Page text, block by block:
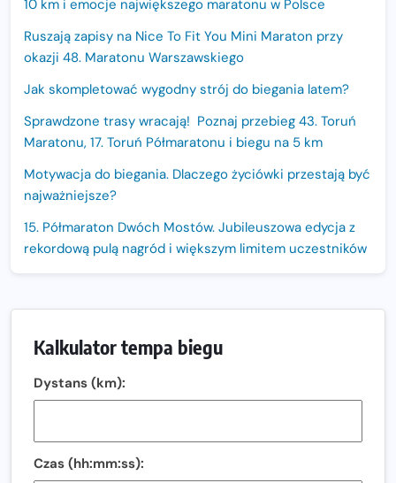
10 km i emocje największego maratonu w Polsce
Ruszają zapisy na Nice To Fit You Mini Maraton przy
okazji 48. Maratonu Warszawskiego
Jak skompletować wygodny strój do biegania latem?
Sprawdzone trasy wracają! Poznaj przebieg 43. Toruń
Maratonu, 17. Toruń Półmaratonu i biegu na 5 km
Motywacja do biegania. Dlaczego życiówki przestają być
najważniejsze?
15. Półmaraton Dwóch Mostów. Jubileuszowa edycja z
rekordową pulą nagród i większym limitem uczestników
Oficjalna koszulka LOTTO 25. Poznań Maratonu!
Amazfit Balance 3: Kompleksowe narzędzie dla biegacza
Regeneracja w bieganiu. Co warto o niej wiedzieć?
Ostatnie wolne miejsca na jubileuszowy Bieg
Kalkulator tempa biegu
Dystans (km):
Czas (hh:mm:ss):